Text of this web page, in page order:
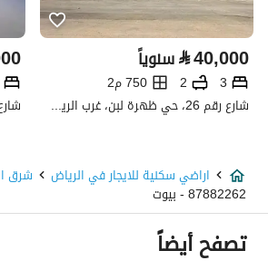
تفاصيل العقار
نوع الإعلان
استخدام العقار
-
السعر
350490
المساحة
⃁40,000 سنوياً
3
2
750 م2
شارع رقم 26، حي ظهرة لبن، غرب الرياض، الرياض
اراضي سكنية للايجار في الرياض شرق
87882262 - بيوت
تصفح أيضاً